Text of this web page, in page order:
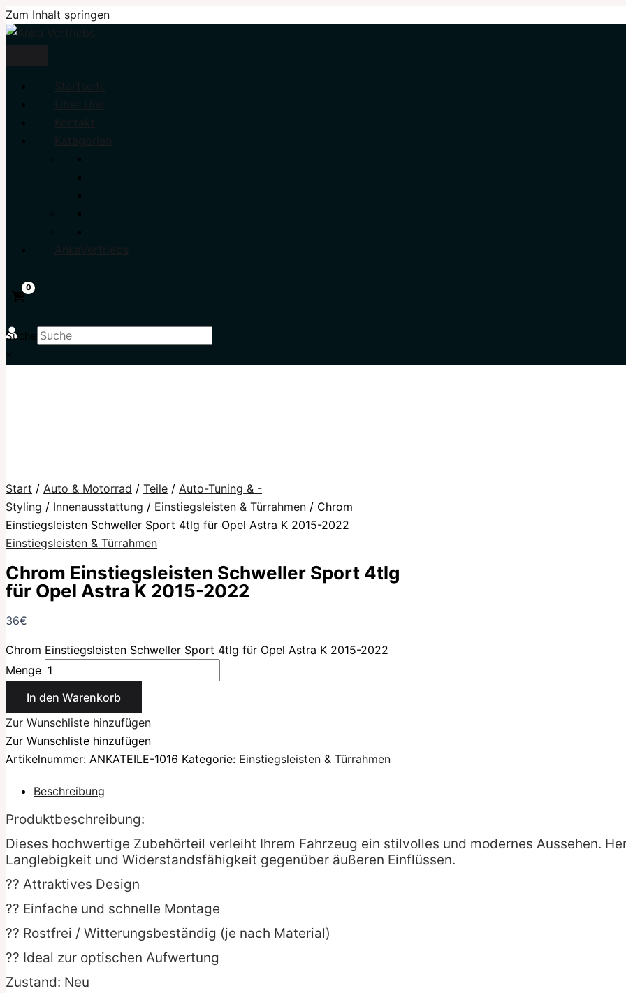
Zum Inhalt springen
Startseite
Über Uns
Kontakt
Kategorien
AnkaVertriebs
Suche
×
Start / Auto & Motorrad / Teile / Auto-Tuning & -
Styling / Innenausstattung / Einstiegsleisten & Türrahmen / Chrom
Einstiegsleisten Schweller Sport 4tlg für Opel Astra K 2015-2022
Einstiegsleisten & Türrahmen
Chrom Einstiegsleisten Schweller Sport 4tlg
für Opel Astra K 2015-2022
36€
Chrom Einstiegsleisten Schweller Sport 4tlg für Opel Astra K 2015-2022
Menge
In den Warenkorb
Zur Wunschliste hinzufügen
Zur Wunschliste hinzufügen
Artikelnummer: ANKATEILE-1016 Kategorie: Einstiegsleisten & Türrahmen
Beschreibung
Produktbeschreibung:
Dieses hochwertige Zubehörteil verleiht Ihrem Fahrzeug ein stilvolles und modernes Aussehen.
Langlebigkeit und Widerstandsfähigkeit gegenüber äußeren Einflüssen.
?? Attraktives Design
?? Einfache und schnelle Montage
?? Rostfrei / Witterungsbeständig (je nach Material)
?? Ideal zur optischen Aufwertung
Zustand: Neu